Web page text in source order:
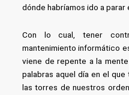
dónde habríamos ido a parar
Con lo cual, tener
mantenimiento informático
viene de repente a la
palabras aquel día en el
las torres de nuestros